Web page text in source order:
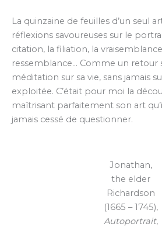
La quinzaine de feuilles d’un seul
réflexions savoureuses sur le
citation, la filiation, la
ressemblance… Comme un retour
méditation sur sa vie, sans jamais
exploitée. C’était pour moi la
maîtrisant parfaitement son art
jamais cessé de questionner.
Jonathan,
the elder
Richardson
(1665 – 1745),
Autoportrait,